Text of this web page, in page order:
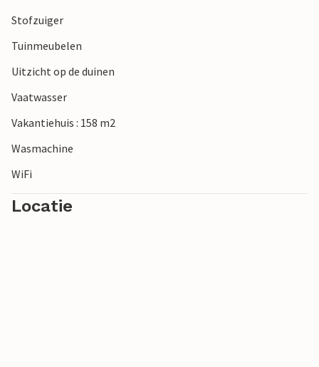
Stofzuiger
Tuinmeubelen
Uitzicht op de duinen
Vaatwasser
Vakantiehuis : 158 m2
Wasmachine
WiFi
Locatie